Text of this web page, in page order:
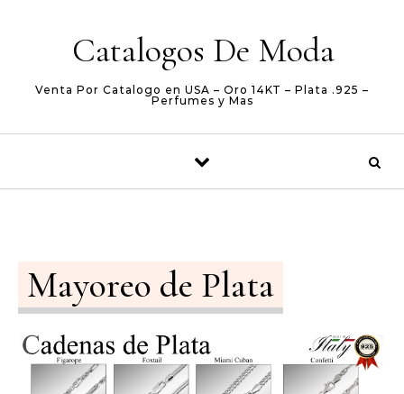
Catalogos De Moda
Venta Por Catalogo en USA – Oro 14KT – Plata .925 –
Perfumes y Mas
Mayoreo de Plata